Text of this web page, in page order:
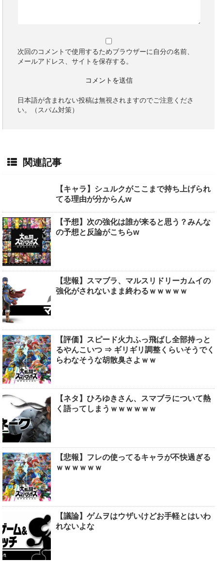
次回のコメントで使用するためブラウザーに自分の名前、
メールアドレス、サイトを保存する。
日本語が含まれない投稿は無視されますのでご注意くださ
い。（スパム対策）
関連記事
【キャラ】シュルクがここまで持ち上げられ
てる理由が分からんw
【予想】次の強化は誰が来ると思う？みんな
の予想と反論がこちらw
【悲報】スマブラ、マルスリドリーカムイの
強化がされないまま終わるｗｗｗｗｗ
【評価】スピード火力ふっ飛ばし全部持っと
るやんこいつ ⇒ ギリギリ調整くらいそうでく
らわなそうな胡散臭さよｗｗ
【ネタ】ひろゆきさん、スマブラについて熱
く語ってしまうｗｗｗｗｗｗ
【悲報】フレの使ってるキャラが不快過ぎる
ｗｗｗｗｗｗ
【議論】ゲムヲはウザいけどお手軽とはいわ
れないよな